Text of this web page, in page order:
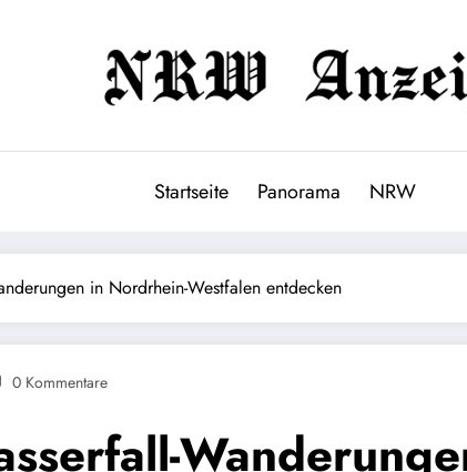
Startseite Panorama NRW
in Nordrhein-Westfalen entdecken
0 Kommentare